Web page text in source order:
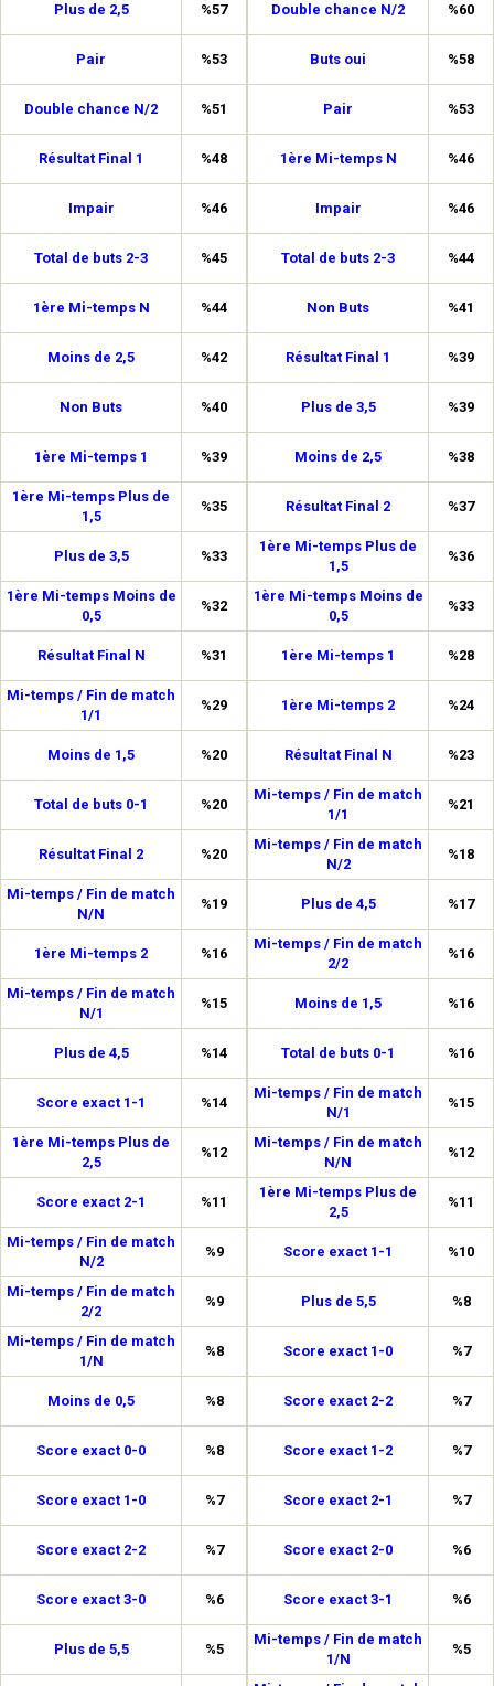
Plus de 2,5 %57
Pair %53
Double chance N/2 %51
Résultat Final 1 %48
Impair %46
Total de buts 2-3 %45
1ère Mi-temps N %44
Moins de 2,5 %42
Non Buts %40
1ère Mi-temps 1 %39
1ère Mi-temps Plus de
1,5
%35
Plus de 3,5 %33
1ère Mi-temps Moins de
0,5
%32
Résultat Final N %31
Mi-temps / Fin de match
1/1
%29
Moins de 1,5 %20
Total de buts 0-1 %20
Résultat Final 2 %20
Mi-temps / Fin de match
N/N
%19
1ère Mi-temps 2 %16
Mi-temps / Fin de match
N/1
%15
Plus de 4,5 %14
Score exact 1-1 %14
1ère Mi-temps Plus de
2,5
%12
Score exact 2-1 %11
Mi-temps / Fin de match
N/2
%9
Mi-temps / Fin de match
2/2
%9
Mi-temps / Fin de match
1/N
%8
Moins de 0,5 %8
Score exact 0-0 %8
Score exact 1-0 %7
Score exact 2-2 %7
Score exact 3-0 %6
Plus de 5,5 %5
Double chance N/2 %60
Buts oui %58
Pair %53
1ère Mi-temps N %46
Impair %46
Total de buts 2-3 %44
Non Buts %41
Résultat Final 1 %39
Plus de 3,5 %39
Moins de 2,5 %38
Résultat Final 2 %37
1ère Mi-temps Plus de
1,5
%36
1ère Mi-temps Moins de
0,5
%33
1ère Mi-temps 1 %28
1ère Mi-temps 2 %24
Résultat Final N %23
Mi-temps / Fin de match
1/1
%21
Mi-temps / Fin de match
N/2
%18
Plus de 4,5 %17
Mi-temps / Fin de match
2/2
%16
Moins de 1,5 %16
Total de buts 0-1 %16
Mi-temps / Fin de match
N/1
%15
Mi-temps / Fin de match
N/N
%12
1ère Mi-temps Plus de
2,5
%11
Score exact 1-1 %10
Plus de 5,5 %8
Score exact 1-0 %7
Score exact 2-2 %7
Score exact 1-2 %7
Score exact 2-1 %7
Score exact 2-0 %6
Score exact 3-1 %6
Mi-temps / Fin de match
1/N
%5